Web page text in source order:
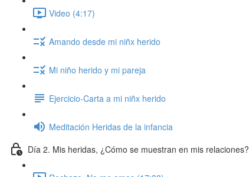
Video (4:17)
Amando desde mi niñx herido
Mi niño herido y mi pareja
Ejercicio-Carta a mi niñx herido
Meditación Heridas de la infancia
Día 2. Mis heridas, ¿Cómo se muestran en mis relaciones?